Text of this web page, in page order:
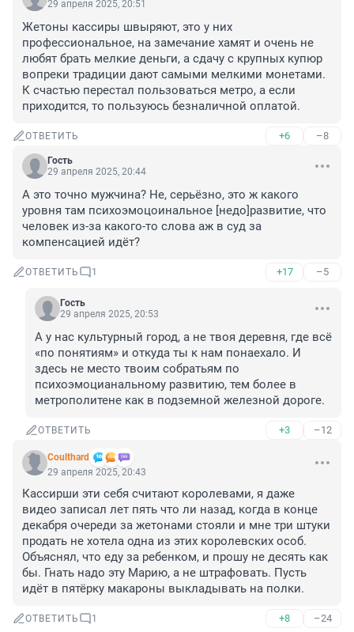
29 апреля 2025, 20:51
Жетоны кассиры швыряют, это у них
профессиональное, на замечание хамят и очень не
любят брать мелкие деньги, а сдачу с крупных купюр
вопреки традиции дают самыми мелкими монетами.
К счастью перестал пользоваться метро, а если
приходится, то пользуюсь безналичной оплатой.
ОТВЕТИТЬ +6 –8
Гость
29 апреля 2025, 20:44
А это точно мужчина? Не, серьёзно, это ж какого
уровня там психоэмоцоинальное [недо]развитие, что
человек из-за какого-то слова аж в суд за
компенсацией идёт?
ОТВЕТИТЬ 1 +17 –5
Гость
29 апреля 2025, 20:53
А у нас культурный город, а не твоя деревня, где всё
«по понятиям» и откуда ты к нам понаехало. И
здесь не место твоим собратьям по
психоэмоцианальному развитию, тем более в
метрополитене как в подземной железной дороге.
ОТВЕТИТЬ +3 –12
Coulthard
29 апреля 2025, 20:43
Кассирши эти себя считают королевами, я даже
видео записал лет пять что ли назад, когда в конце
декабря очереди за жетонами стояли и мне три штуки
продать не хотела одна из этих королевских особ.
Объяснял, что еду за ребенком, и прошу не десять как
бы. Гнать надо эту Марию, а не штрафовать. Пусть
идёт в пятёрку макароны выкладывать на полки.
ОТВЕТИТЬ 1 +8 –24